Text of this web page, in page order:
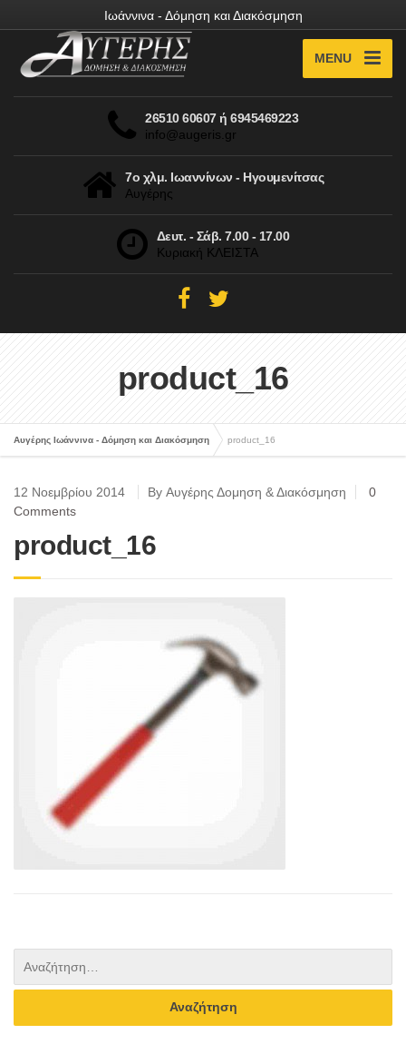
Ιωάννινα - Δόμηση και Διακόσμηση
MENU
26510 60607 ή 6945469223
info@augeris.gr
7ο χλμ. Ιωαννίνων - Ηγουμενίτσας
Αυγέρης
Δευτ. - Σάβ. 7.00 - 17.00
Κυριακή ΚΛΕΙΣΤΑ
product_16
Αυγέρης Ιωάννινα - Δόμηση και Διακόσμηση product_16
12 Νοεμβρίου 2014 By Αυγέρης Δομηση & Διακόσμηση
0
Comments
product_16